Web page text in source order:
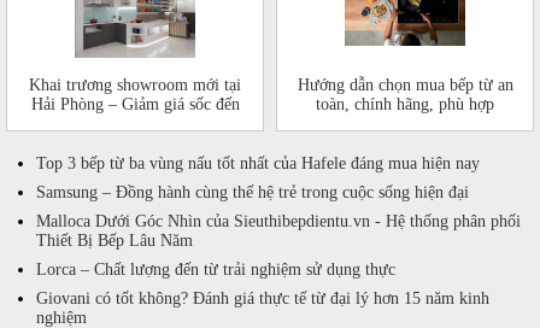
Khai trương showroom mới tại
Hải Phòng – Giảm giá sốc đến
Hướng dẫn chọn mua bếp từ an
toàn, chính hãng, phù hợp
Top 3 bếp từ ba vùng nấu tốt nhất của Hafele đáng mua hiện nay
Samsung – Đồng hành cùng thế hệ trẻ trong cuộc sống hiện đại
Malloca Dưới Góc Nhìn của Sieuthibepdientu.vn - Hệ thống phân phối
Thiết Bị Bếp Lâu Năm
Lorca – Chất lượng đến từ trải nghiệm sử dụng thực
Giovani có tốt không? Đánh giá thực tế từ đại lý hơn 15 năm kinh
nghiệm